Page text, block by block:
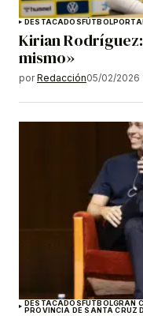
DESTACADOSFÚTBOL
Kirian
mismo»
por Redacción05/02/2026
DESTACADOSFÚTBOLGRAN
PROVINCIA DE SANTA CRUZ